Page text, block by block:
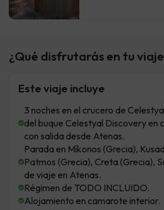
¿Qué disfrutarás en tu
Este viaje incluye
3 noches en el crucero de
del buque Celestyal Discovery en
con salida desde Atenas.
Parada en Míkonos (Grecia),
Patmos (Grecia), Creta (Grecia),
de viaje en Atenas.
Régimen de TODO INCLUIDO.
Alojamiento en camarote interior.